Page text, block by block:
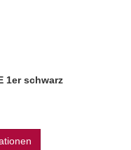
1er schwarz